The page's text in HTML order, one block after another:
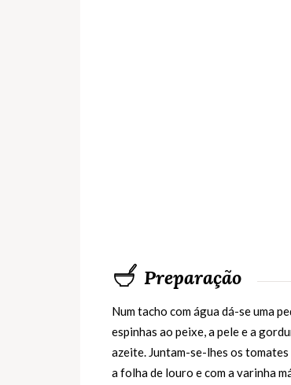
Preparação
Num tacho com água dá-se uma
espinhas ao peixe, a pele e a
azeite. Juntam-se-lhes os
a folha de louro e com a varinha